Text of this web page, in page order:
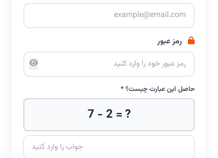
رمز عبور
حاصل این عبارت چیست؟ *
7 - 2 = ?